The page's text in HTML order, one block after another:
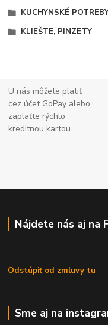
KUCHYNSKÉ
KLIEŠTE, PINZETY
U nás môžete platiť
cez účet GoPay alebo
zaplaťte rýchlo
kreditnou kartou.
Nájdete nás aj na
Odstúpiť od zmluvy tu
Sme aj na